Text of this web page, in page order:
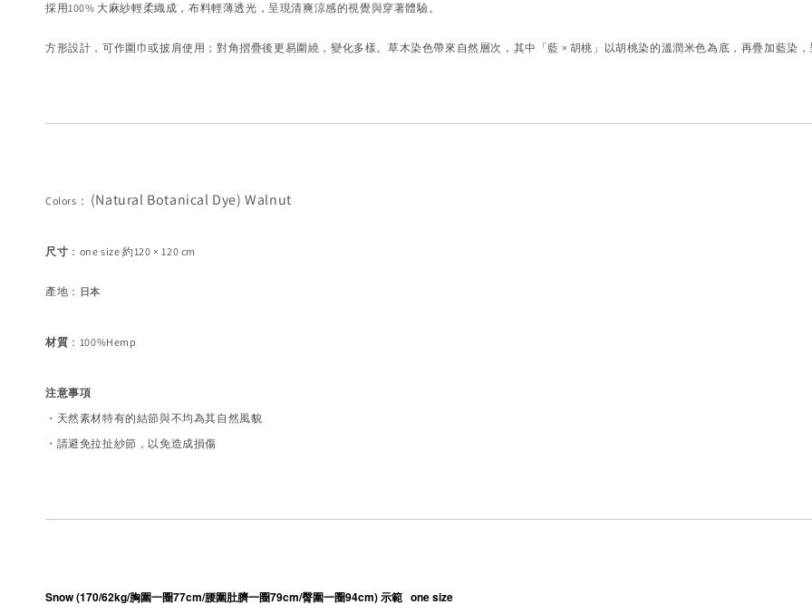
採用100% 大麻紗輕柔織成，布料輕薄透光，呈現清爽涼感的視覺與穿著體驗。
方形設計，可作圍巾或披肩使用；對角摺疊後更易圍繞，變化多樣。草木染色帶來自然層次，其中「藍 × 胡桃」以胡桃染的溫潤米色為底，再疊加藍染，
Colors ： (Natural Botanical Dye) Walnut
尺寸 ： one size 約120 × 120 cm
產地 ： 日本
材質 ：100%Hemp
注意事項
・天然素材特有的結節與不均為其自然風貌
・請避免拉扯紗節，以免造成損傷
Snow (170/62kg/胸圍一圈77cm/腰圍肚臍一圈79cm/臀圍一圈94cm) 示範   one size